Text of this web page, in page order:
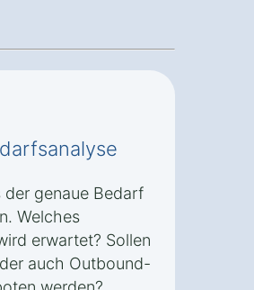
der genaue Bedarf
Welches
erwartet? Sollen
auch Outbound-